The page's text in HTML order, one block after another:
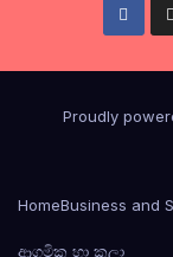
Proudly
HomeBusiness and
ආගමික හා කලා